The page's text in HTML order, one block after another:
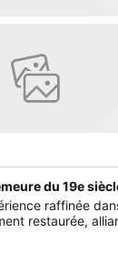
du 19e
raffinée
restaurée,